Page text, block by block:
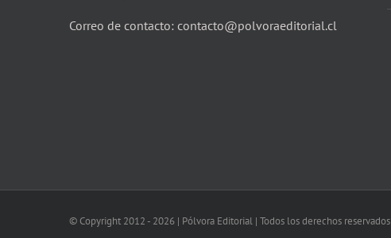
Correo de contacto: contacto@polvoraeditorial.cl
© Copyright 2012 - 2026 | Pólvora Editorial | Todos los derechos reservados